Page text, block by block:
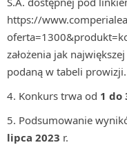
https://
założenia jak
podaną w tabeli prowizji.
Konkurs trwa od 1 do
Podsumowanie
lipca 2023 r.